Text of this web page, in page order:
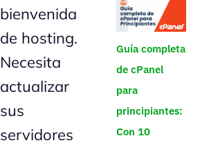
bienvenida
de hosting.
Necesita
actualizar
sus
servidores
Guía completa
de cPanel
para
principiantes:
Con 10